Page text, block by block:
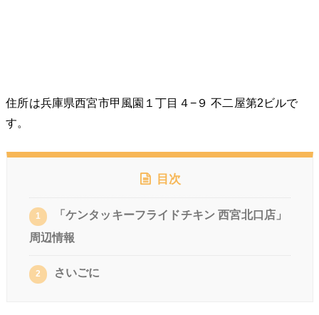
住所は兵庫県西宮市甲風園１丁目４−９ 不二屋第2ビルで
す。
目次
1
「ケンタッキーフライドチキン 西宮北口店」
周辺情報
2 さいごに